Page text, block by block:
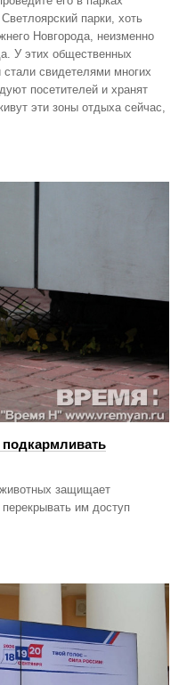
парки, хоть
Новгорода, неизменно
У этих общественных
стали свидетелями многих
посетителей и хранят
эти зоны отдыха сейчас,
подкармливать
защищает
им доступ